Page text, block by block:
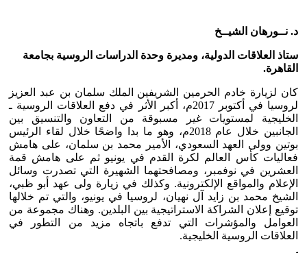
د. نــورهان الشيــخ
ستاذ العلاقات الدولية، ومديرة وحدة الدراسات الروسية بجامعة
القاهرة.
كان لزيارة خادم الحرمين الشريفين الملك سلمان بن عبد العزيز
لروسيا في أكتوبر 2017م، أكبر الأثر في دفع العلاقات الروسية ـ
الخليجية لمستويات غير مسبوقة من التعاون والتنسيق بين
الجانبين خلال عام 2018م، وهو ما بدا واضحًا خلال لقاء الرئيس
بوتين وولى العهد السعودي، الأمير محمد بن سلمان، على هامش
فعاليات كأس العالم لكرة القدم في يونيو ثم على هامش قمة
العشرين في نوفمبر، ومصافحتهما الشهيرة التي تصدرت وسائل
الإعلام والمواقع الإلكترونية. وكذلك في زيارة ولى عهد أبو ظبي،
الشيخ محمد بن زايد آل نهيان، لروسيا في يونيو، والتي تم خلالها
توقيع إعلان الشراكة الاستراتيجية بين البلدين. وهناك مجموعة من
العوامل والمؤشرات التي تدفع باتجاه مزيد من التطور في
العلاقات الروسية الخليجية.